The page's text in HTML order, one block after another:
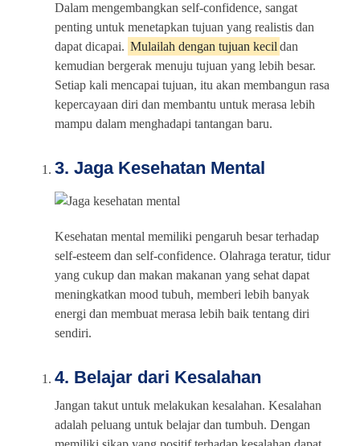
Dalam mengembangkan self-confidence, sangat
penting untuk menetapkan tujuan yang realistis dan
dapat dicapai. Mulailah dengan tujuan kecil dan
kemudian bergerak menuju tujuan yang lebih besar.
Setiap kali mencapai tujuan, itu akan membangun rasa
kepercayaan diri dan membantu untuk merasa lebih
mampu dalam menghadapi tantangan baru.
3. Jaga Kesehatan Mental
Kesehatan mental memiliki pengaruh besar terhadap
self-esteem dan self-confidence. Olahraga teratur, tidur
yang cukup dan makan makanan yang sehat dapat
meningkatkan mood tubuh, memberi lebih banyak
energi dan membuat merasa lebih baik tentang diri
sendiri.
4. Belajar dari Kesalahan
Jangan takut untuk melakukan kesalahan. Kesalahan
adalah peluang untuk belajar dan tumbuh. Dengan